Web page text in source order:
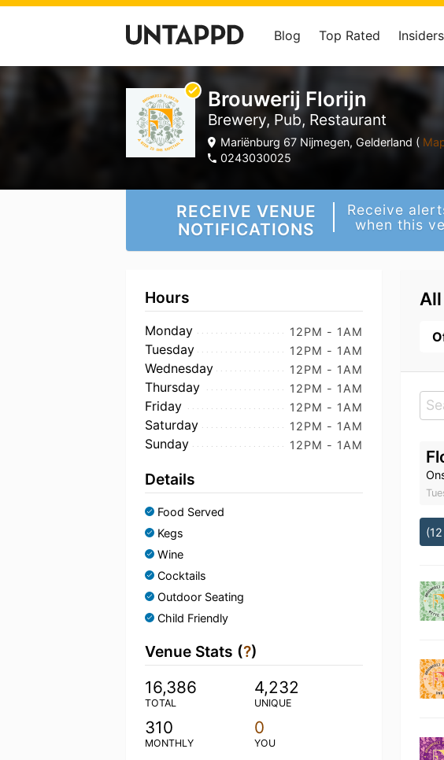
Blog Top Rated Insiders
Brouwerij Florijn
Brewery, Pub, Restaurant
Mariënburg 67 Nijmegen, Gelderland (
0243030025
RECEIVE VENUE
NOTIFICATIONS
Receive
when this
Hours
Monday 12PM - 1AM
Tuesday 12PM - 1AM
Wednesday 12PM - 1AM
Thursday 12PM - 1AM
Friday 12PM - 1AM
Saturday 12PM - 1AM
Sunday 12PM - 1AM
Details
Food Served
Kegs
Wine
Cocktails
Outdoor Seating
Child Friendly
Venue Stats (?)
16,386
TOTAL
4,232
UNIQUE
310
MONTHLY
0
YOU